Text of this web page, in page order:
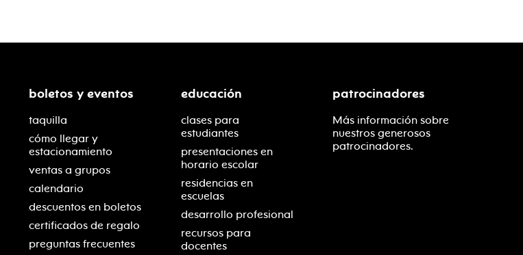
boletos y eventos
taquilla
cómo llegar y
estacionamiento
ventas a grupos
calendario
descuentos en boletos
certificados de regalo
preguntas frecuentes
educación
clases para
estudiantes
presentaciones en
horario escolar
residencias en
escuelas
desarrollo profesional
recursos para
docentes
patrocinadores
Más información sobre
nuestros generosos
patrocinadores.